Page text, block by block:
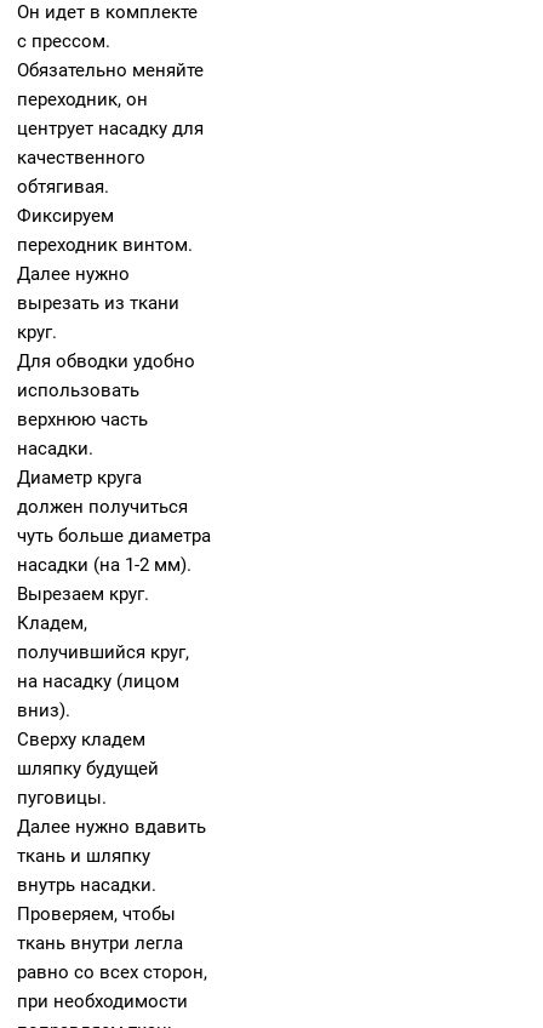
Он идет в комплекте
с прессом.
Обязательно меняйте
переходник, он
центрует насадку для
качественного
обтягивая.
Фиксируем
переходник винтом.
Далее нужно
вырезать из ткани
круг.
Для обводки удобно
использовать
верхнюю часть
насадки.
Диаметр круга
должен получиться
чуть больше диаметра
насадки (на 1-2 мм).
Вырезаем круг.
Кладем,
получившийся круг,
на насадку (лицом
вниз).
Сверху кладем
шляпку будущей
пуговицы.
Далее нужно вдавить
ткань и шляпку
внутрь насадки.
Проверяем, чтобы
ткань внутри легла
равно со всех сторон,
при необходимости